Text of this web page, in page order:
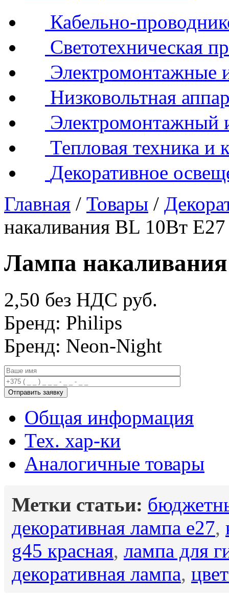
Кабельно-
Светотехническая
Электромонтажные
Низковольтная
Электромонтажный
Тепловая техника и
Декоративное
Главная / Товары /
накаливания BL 10Вт Е27
Лампа
2,50 без НДС руб.
Бренд: Philips
Бренд: Neon-Night
Общая информация
Тех. хар-ки
Аналогичные товары
Метки статьи:
декоративная лампа е27,
g45 красная, лампа для
декоративная лампа,